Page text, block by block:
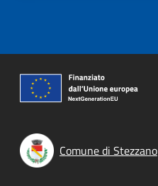
Comune di Stezzano